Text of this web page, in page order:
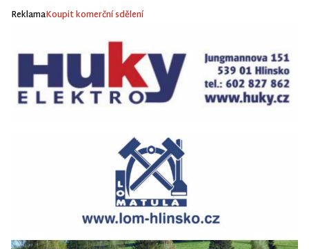
ReklamaKoupit komerční sdělení